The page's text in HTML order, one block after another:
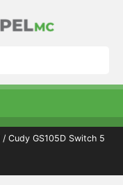
/ Cudy GS105D Switch 5